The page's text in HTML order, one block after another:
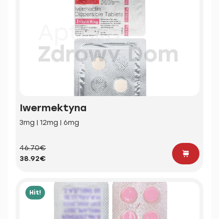
Iwermektyna
3mg | 12mg | 6mg
46.70€
38.92€
Hit!